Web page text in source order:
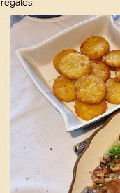
régalés.